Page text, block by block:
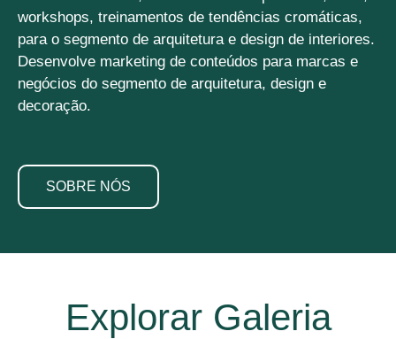
workshops, treinamentos de tendências cromáticas,
para o segmento de arquitetura e design de interiores.
Desenvolve marketing de conteúdos para marcas e
negócios do segmento de arquitetura, design e
decoração.
SOBRE NÓS
Explorar Galeria